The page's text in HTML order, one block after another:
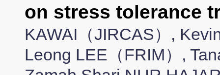
on stress tolerance
KAWAI（JIRCAS）,
Leong LEE（FRIM）,